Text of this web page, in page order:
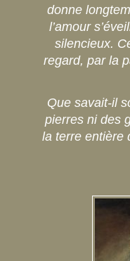
donne
l’amour
silencieux.
regard, par la
Que savait-il
pierres ni des
la terre entière